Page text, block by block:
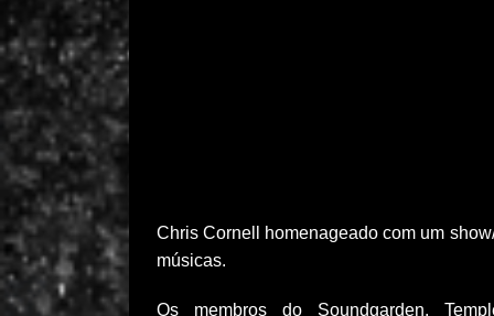
Chris Cornell homenageado com um
músicas.
Os membros do Soundgarden,